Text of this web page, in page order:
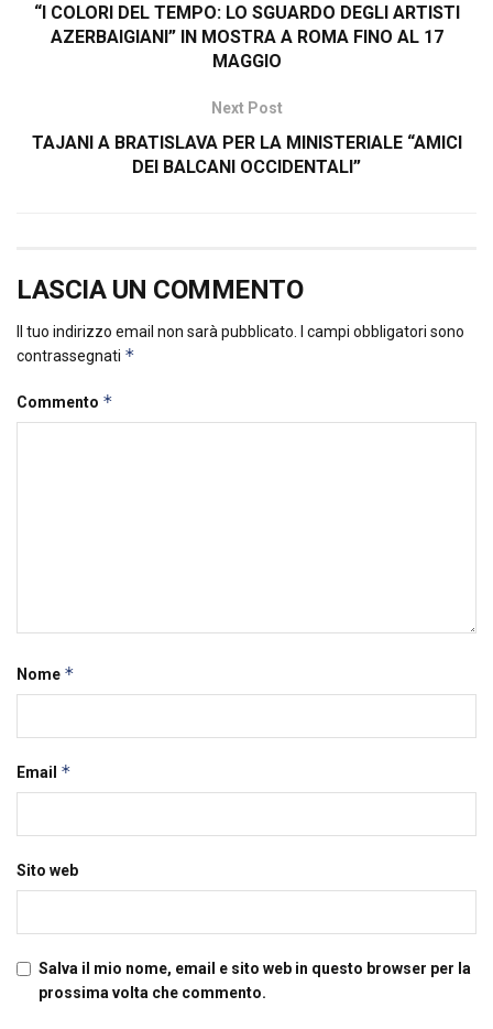
“I COLORI DEL TEMPO: LO SGUARDO DEGLI ARTISTI
AZERBAIGIANI” IN MOSTRA A ROMA FINO AL 17
MAGGIO
Next Post
TAJANI A BRATISLAVA PER LA MINISTERIALE “AMICI
DEI BALCANI OCCIDENTALI”
LASCIA UN COMMENTO
Il tuo indirizzo email non sarà pubblicato.
I campi obbligatori sono
contrassegnati *
Commento *
Nome *
Email *
Sito web
Salva il mio nome, email e sito web in questo browser per la
prossima volta che commento.